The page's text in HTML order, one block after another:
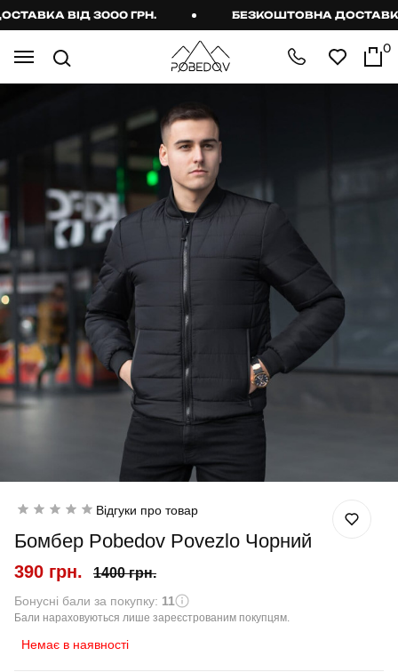
ВІД 3000 ГРН. БЕЗКОШТОВНА ДОСТАВКА
0
Відгуки про товар
Бомбер Pobedov Povezlo Чорний
390 грн. 1400 грн.
Бонусні бали за покупку: 11
Бали нараховуються лише зареєстрованим покупцям.
Немає в наявності